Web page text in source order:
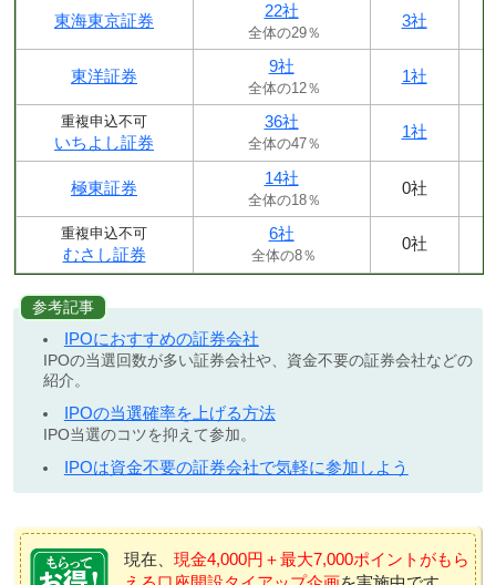
東海東京証券
22社
全体の29％
3社
東洋証券
9社
全体の12％
1社
重複申込不可
いちよし証券
36社
全体の47％
1社
極東証券
14社
全体の18％
0社
重複申込不可
むさし証券
6社
全体の8％
0社
参考記事
IPOにおすすめの証券会社
IPOの当選回数が多い証券会社や、資金不要の証券会社などの
紹介。
IPOの当選確率を上げる方法
IPO当選のコツを抑えて参加。
IPOは資金不要の証券会社で気軽に参加しよう
現在、 現金4,000円＋最大7,000ポイントがもら